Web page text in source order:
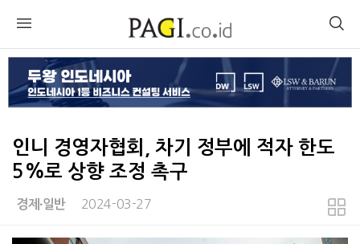
인니 경영자협회, 차기 정부에 적자 한도
5%로 상향 조정 촉구
경제∙일반 2024-03-27